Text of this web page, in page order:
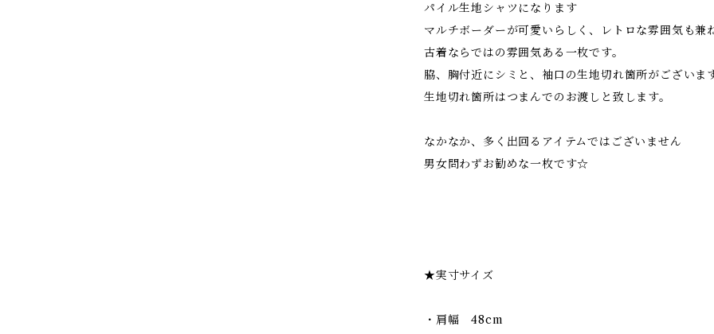
パイル生地シャツになります
マルチボーダーが可愛いらしく、レトロな雰囲気も兼
古着ならではの雰囲気ある一枚です。
脇、胸付近にシミと、袖口の生地切れ箇所がございます
生地切れ箇所はつまんでのお渡しと致します。
なかなか、多く出回るアイテムではございません
男女問わずお勧めな一枚です☆
★実寸サイズ
・肩幅 48cm